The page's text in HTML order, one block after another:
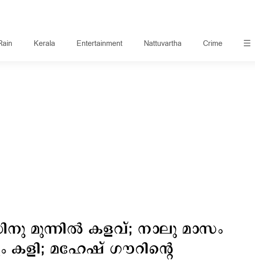
Kerala Entertainment Nattuvartha Crime
മുന്നില്‍ കളവ്; നാലു മാസം
മഹേഷ് ഗൗറിന്‍റെ